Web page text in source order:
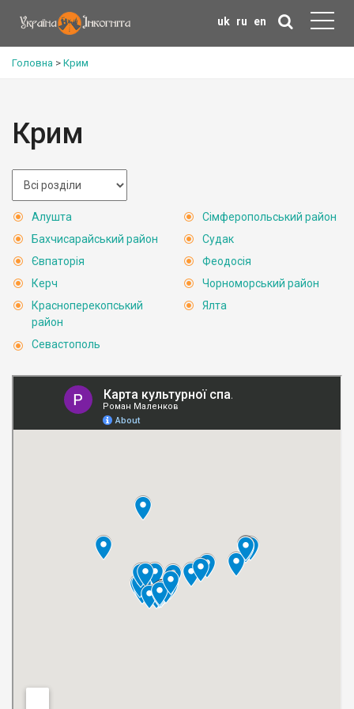
uk ru en
Головна > Крим
Крим
Алушта
Бахчисарайський район
Євпаторія
Керч
Красноперекопський
район
Севастополь
Сімферопольський район
Судак
Феодосія
Чорноморський район
Ялта